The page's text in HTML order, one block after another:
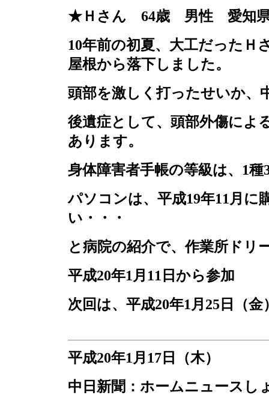
★Ｈさん 64歳 男性 愛知県
10年前の初夏、大工だったＨ
屋根から落下しました。
頭部を激しく打ったせいか、
後遺症として、頭部外傷によ
あります。
身体障害者手帳の等級は、 1種
パソコンは、平成19年11 月に
い・・・
と病院の紹介で、作業所ドリ
平成20年1 月 11 日から参加
次回は、平成20年1 月 25日（金
平成20年1 月 17日（木）
中日新聞：ホームニュースし